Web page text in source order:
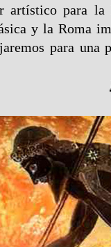
artístico para la
y la Roma
para una